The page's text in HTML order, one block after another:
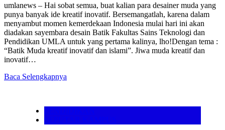
umlanews – Hai sobat semua, buat kalian para desainer muda yang
punya banyak ide kreatif inovatif. Bersemangatlah, karena dalam
menyambut momen kemerdekaan Indonesia mulai hari ini akan
diadakan sayembara desain Batik Fakultas Sains Teknologi dan
Pendidikan UMLA untuk yang pertama kalinya, lho!Dengan tema :
“Batik Muda kreatif inovatif dan islami”. Jiwa muda kreatif dan
inovatif…
Baca Selengkapnya